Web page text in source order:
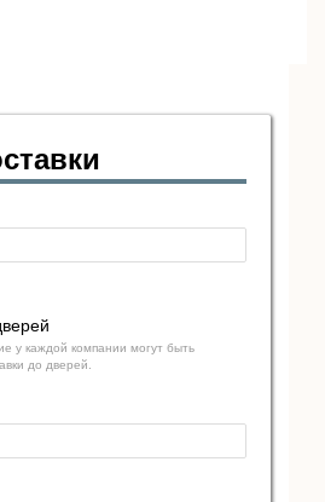
у каждой компании могут быть
до дверей.